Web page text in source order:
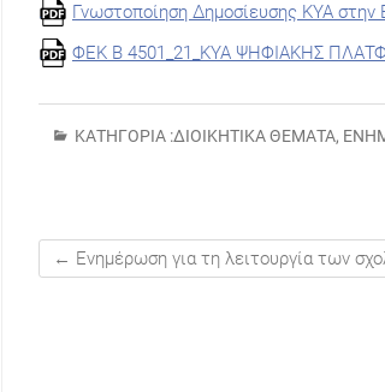
Γνωστοποίηση Δημοσίευσης ΚΥΑ στην
ΦΕΚ Β 4501_21_ΚΥΑ ΨΗΦΙΑΚΗΣ
ΚΑΤΗΓΟΡΊΑ :ΔΙΟΙΚΗΤΙΚΆ ΘΈΜΑΤΑ,
← Ενημέρωση για τη λειτουργία των